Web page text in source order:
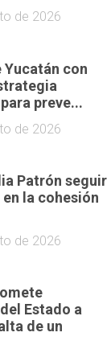
de 2026
Yucatán con
preve...
de 2026
Patrón seguir
la cohesión
de 2026
Estado a
de un